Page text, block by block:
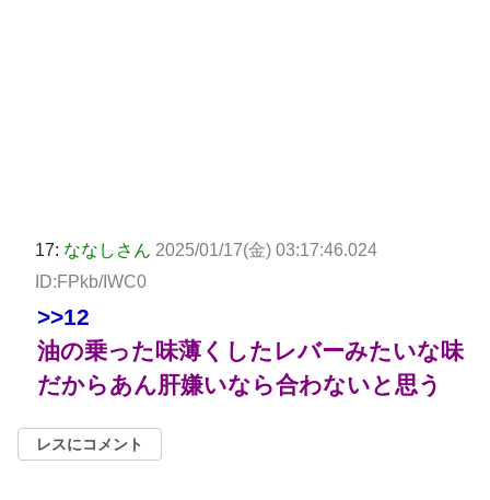
17: ななしさん 2025/01/17(金) 03:17:46.024
ID:FPkb/IWC0
>>12
油の乗った味薄くしたレバーみたいな味
だからあん肝嫌いなら合わないと思う
レスにコメント